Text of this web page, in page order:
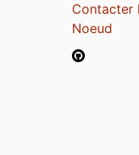
Contacter
Noeud